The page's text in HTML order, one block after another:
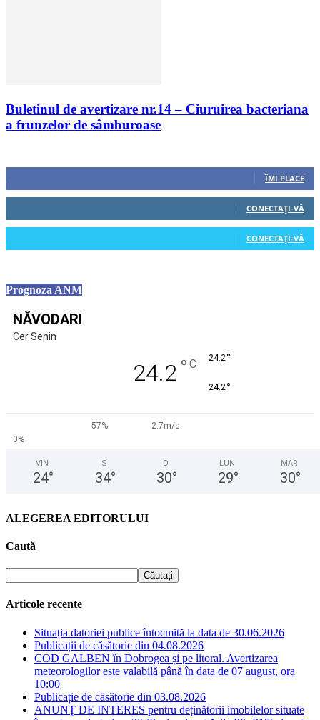
Buletinul de avertizare nr.14 – Ciuruirea bacteriana
a frunzelor de sâmburoase
ÎMI PLACE
CONECTAȚI-VĂ
CONECTAȚI-VĂ
Prognoza ANM
NĂVODARI
Cer Senin
24.2 ° C 24.2°
24.2°
57%
2.7m/s
0%
VIN
24°
S
34°
D
30°
LUN
29°
MAR
30°
ALEGEREA EDITORULUI
Caută
Articole recente
Situația datoriei publice întocmită la data de 30.06.2026
Publicații de căsătorie din 04.08.2026
COD GALBEN în Dobrogea și pe litoral. Avertizarea
meteorologilor este valabilă până în data de 07 august, ora
10:00
Publicație de căsătorie din 03.08.2026
ANUNȚ DE INTERES pentru deținătorii imobilelor situate